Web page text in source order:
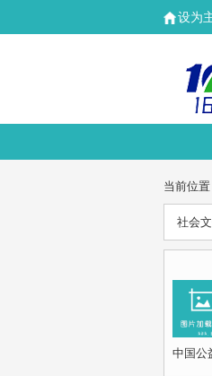
设为
当前位置
社会